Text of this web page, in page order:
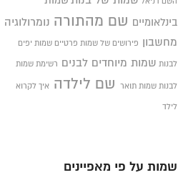
השם דניאל
בינלאומיים שם מהתורה נומרולוגיה
מחשבון פירושים של שמות פרטיים שמות יפים
לבנות שמות מיוחדים לבנים רשימת שמות
לבנות שמות תואר שם לילדה איך לקרוא
לילד
שמות על פי מאפיינים